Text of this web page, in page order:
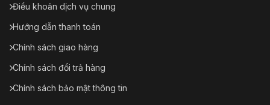
Điều khoản dịch vụ chung
Hướng dẫn thanh toán
Chính sách giao hàng
Chính sách đổi trả hàng
Chính sách bảo mật thông tin